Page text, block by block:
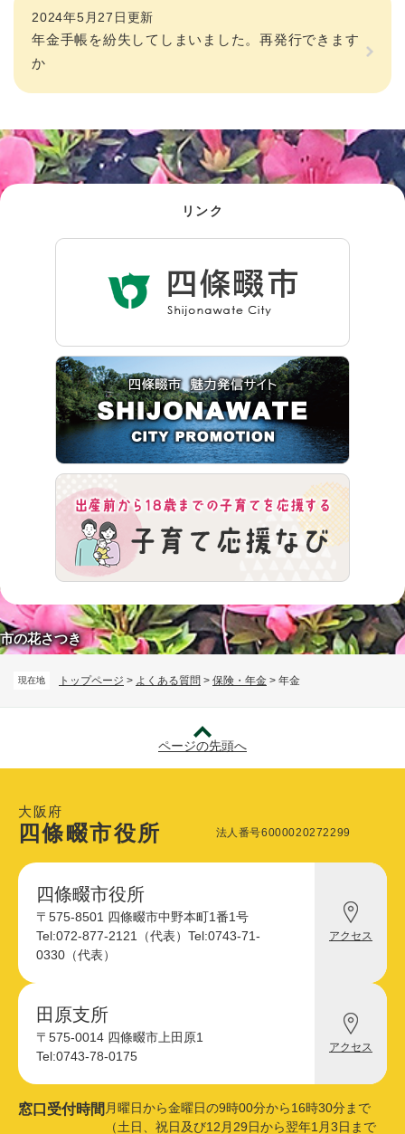
現在地 トップページ > よくある質問 > 保険・年金 > 年金
2024年5月27日更新
年金手帳を紛失してしまいました。再発行できます
か
リンク
市の花さつき
ページの先頭へ
大阪府
四條畷市役所 法人番号6000020272299
四條畷市役所
〒575-8501 四條畷市中野本町1番1号
Tel:072-877-2121（代表） Tel:0743-71-
0330（代表）
畷
アクセス
田原支所
〒575-0014 四條畷市上田原1
Tel:0743-78-0175
支
へ
の
アクセス
窓口受付時間 月曜日から金曜日の9時00分から16時30分まで
（土日、祝日及び12月29日から翌年1月3日まで